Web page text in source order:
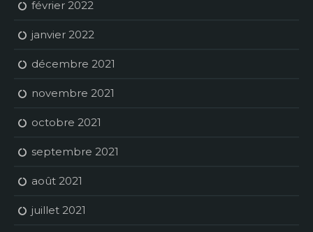
février 2022
janvier 2022
décembre 2021
novembre 2021
octobre 2021
septembre 2021
août 2021
juillet 2021